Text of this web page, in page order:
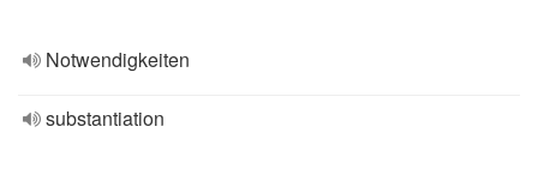
Notwendigkeiten
substantiation